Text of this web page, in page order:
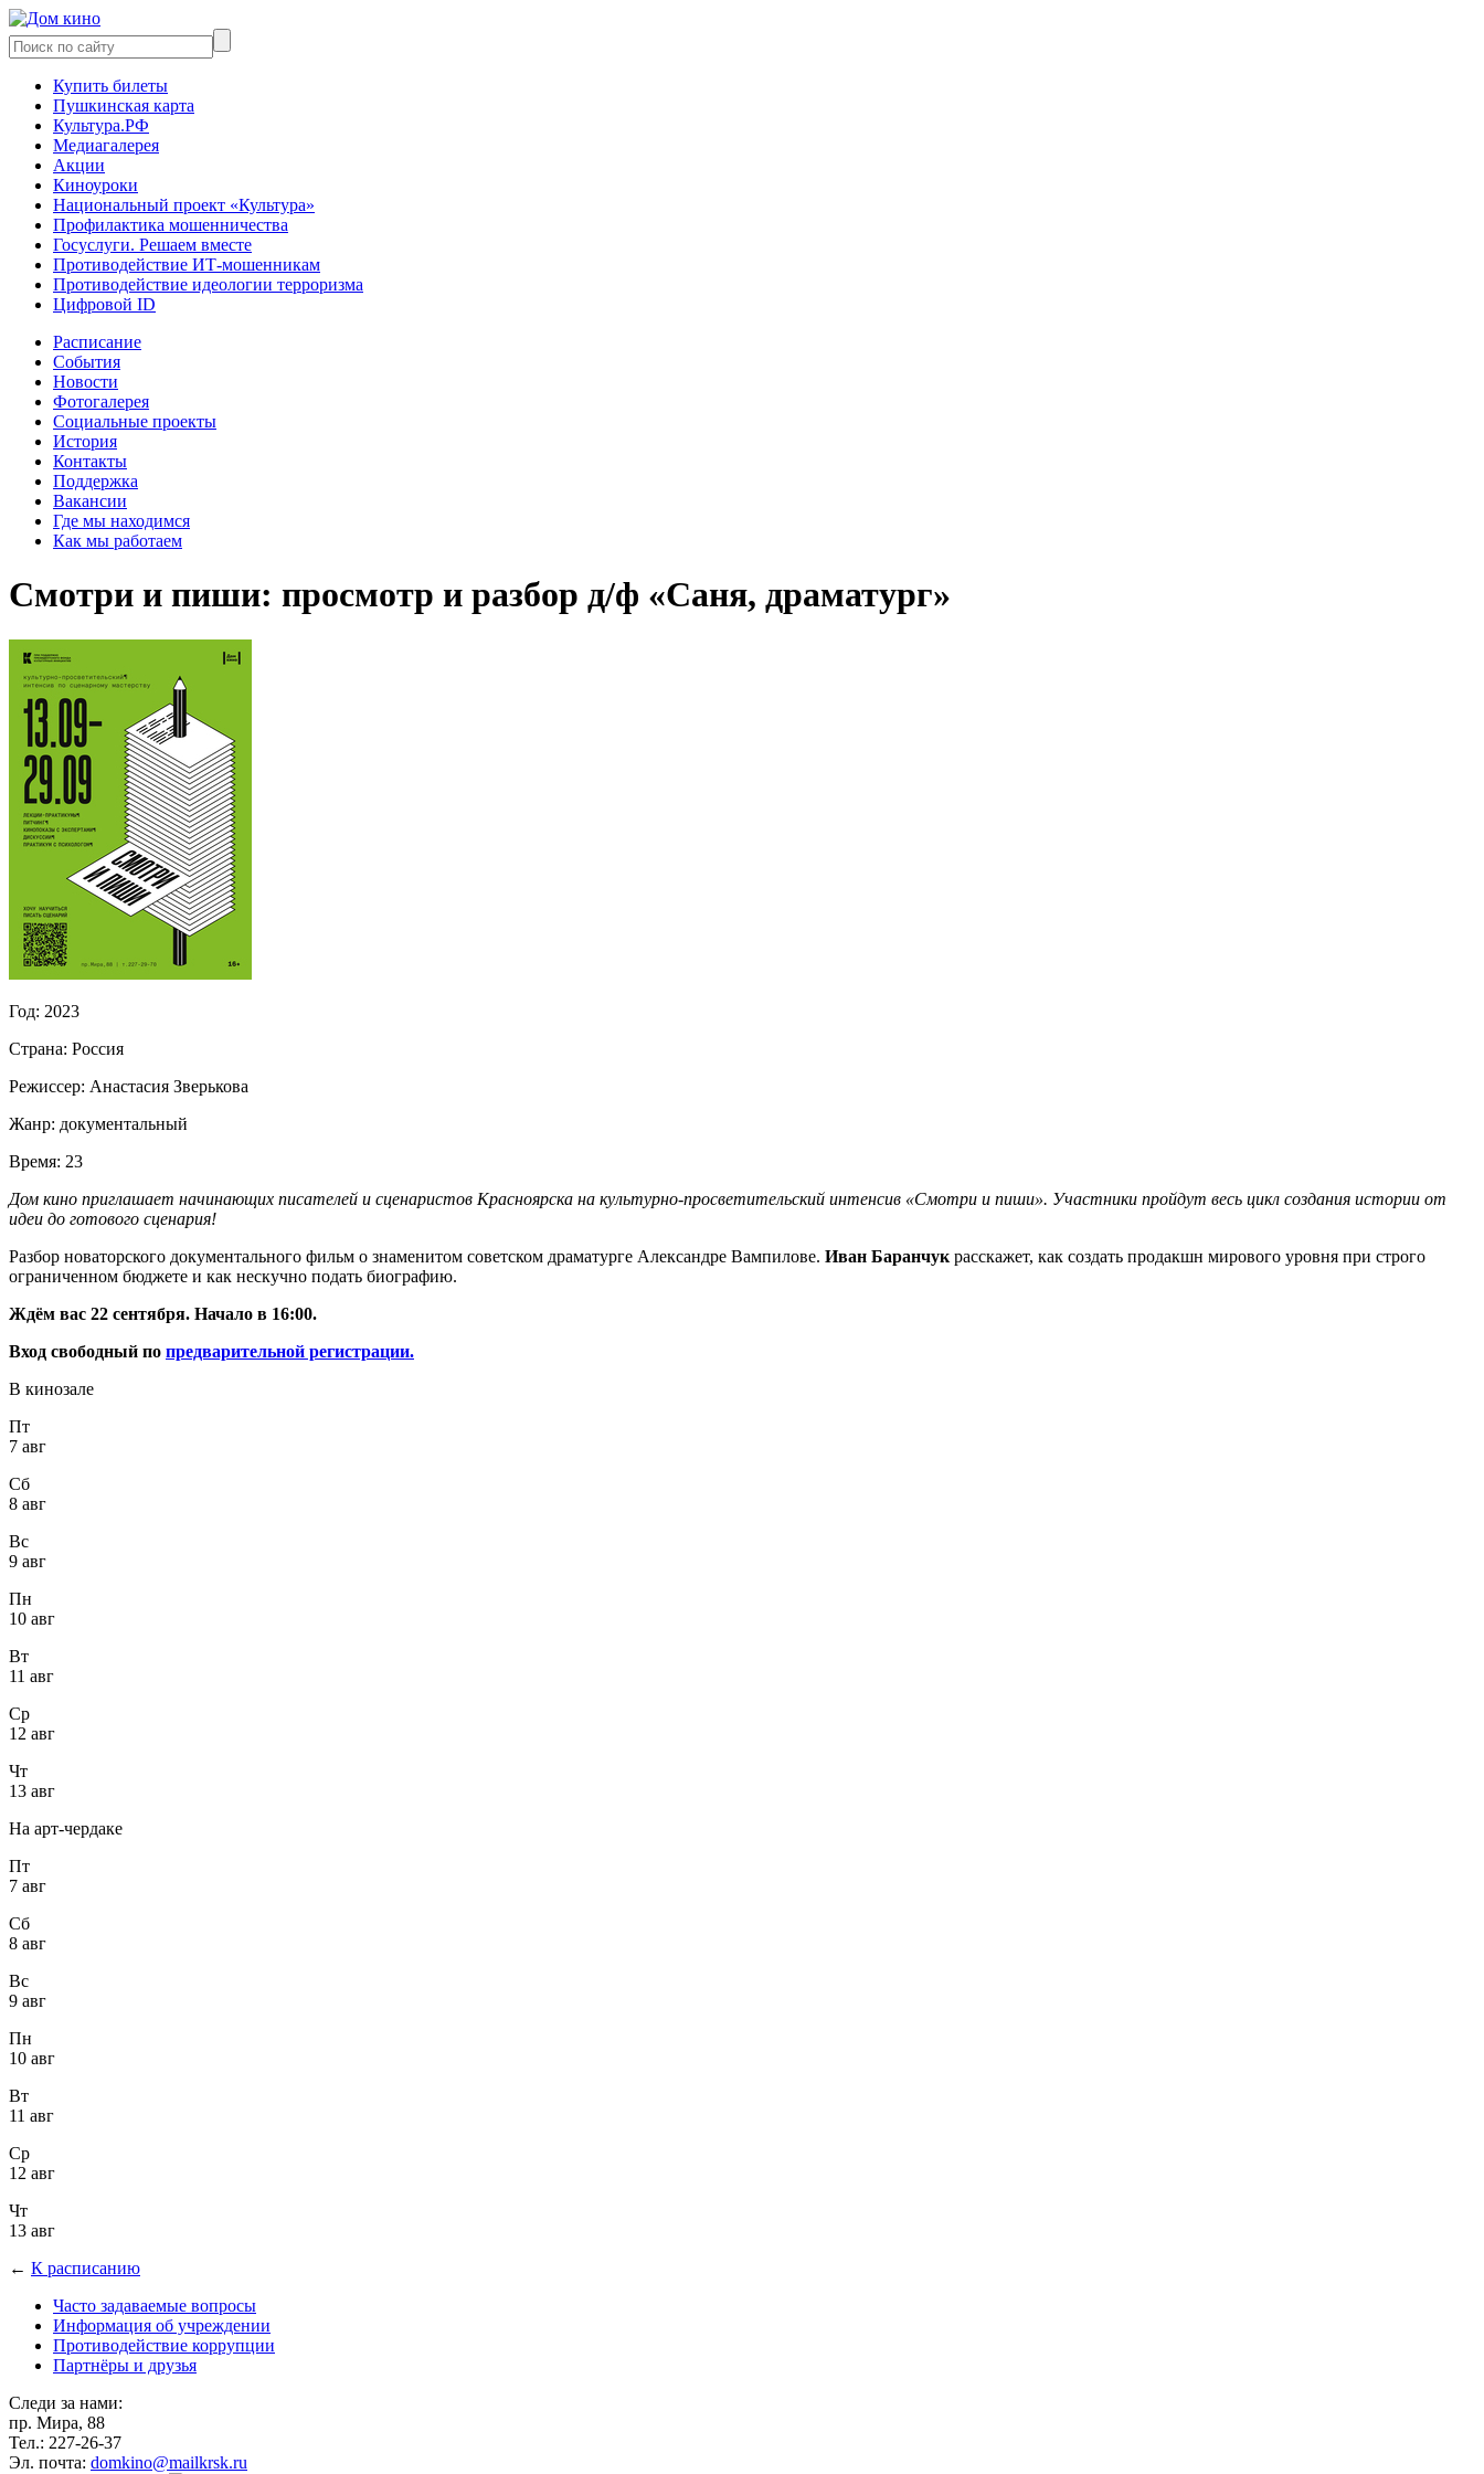
Купить билеты
Пушкинская карта
Культура.РФ
Медиагалерея
Акции
Киноуроки
Национальный проект «Культура»
Профилактика мошенничества
Госуслуги. Решаем вместе
Противодействие ИТ-мошенникам
Противодействие идеологии терроризма
Цифровой ID
Расписание
События
Новости
Фотогалерея
Социальные проекты
История
Контакты
Поддержка
Вакансии
Где мы находимся
Как мы работаем
Смотри и пиши: просмотр и разбор д/ф «Саня, драматург»
Год: 2023
Страна: Россия
Режиссер: Анастасия Зверькова
Жанр: документальный
Время: 23
Дом кино приглашает начинающих писателей и сценаристов Красноярска на культурно-просветительский интенсив «Смотри и пиши». Участники пройдут весь цикл создания истории от
идеи до готового сценария!
Разбор новаторского документального фильм о знаменитом советском драматурге Александре Вампилове. Иван Баранчук расскажет, как создать продакшн мирового уровня при строго
ограниченном бюджете и как нескучно подать биографию.
Ждём вас 22 сентября. Начало в 16:00.
Вход свободный по предварительной регистрации.
В кинозале
Пт
7 авг
Сб
8 авг
Вс
9 авг
Пн
10 авг
Вт
11 авг
Ср
12 авг
Чт
13 авг
На арт-чердаке
Пт
7 авг
Сб
8 авг
Вс
9 авг
Пн
10 авг
Вт
11 авг
Ср
12 авг
Чт
13 авг
← К расписанию
Часто задаваемые вопросы
Информация об учреждении
Противодействие коррупции
Партнёры и друзья
Следи за нами:
пр. Мира, 88
Тел.: 227-26-37
Эл. почта: domkino@mailkrsk.ru